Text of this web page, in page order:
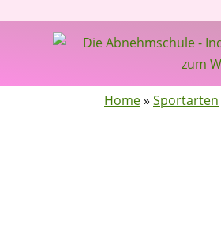
Home» Sportarten